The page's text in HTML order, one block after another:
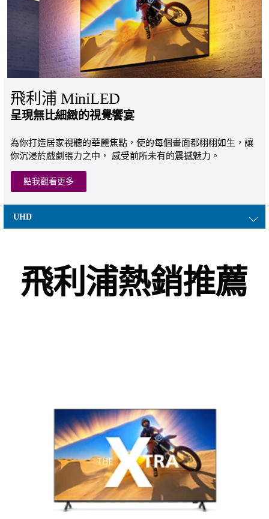
飛利浦 MiniLED
呈現無比細緻的視覺饗宴
為你打造居家視聽的華麗焦點，使的每個畫面都栩栩如生，讓
你沉浸於戲劇張力之中， 感受前所未有的震撼魅力。
點我觀看更多
UHD
飛利浦熱銷推薦